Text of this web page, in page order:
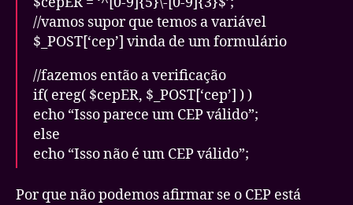
//vamos supor que temos a variável
$_POST[‘cep’] vinda de um formulário
//fazemos então a verificação
if( ereg( $cepER, $_POST[‘cep’] ) )
echo “Isso parece um CEP válido”;
else
echo “Isso não é um CEP válido”;
Por que não podemos afirmar se o CEP está